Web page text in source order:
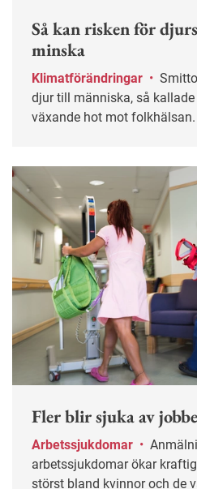
Så kan risken för
minska
Klimatförändringar •
djur till människa, så kallade
växande hot mot folkhälsan.
Fler blir sjuka av
Arbetssjukdomar •
arbetssjukdomar ökar
störst bland kvinnor och de